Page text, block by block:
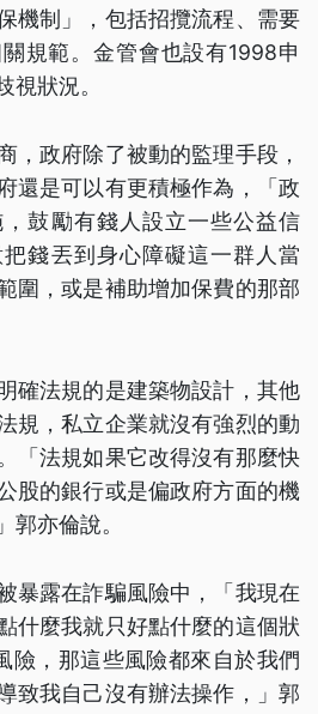
機制」，包括招攬流程、需要
規範。金管會也設有1998申
視狀況。
，政府除了被動的監理手段，
還是可以有更積極作為，「政
鼓勵有錢人設立一些公益信
錢丟到身心障礙這一群人當
圍，或是補助增加保費的那部
確法規的是建築物設計，其他
規，私立企業就沒有強烈的動
「法規如果它改得沒有那麼快
股的銀行或是偏政府方面的機
郭亦倫說。
暴露在詐騙風險中，「我現在
什麼我就只好點什麼的這個狀
險，那這些風險都來自於我們
致我自己沒有辦法操作，」郭